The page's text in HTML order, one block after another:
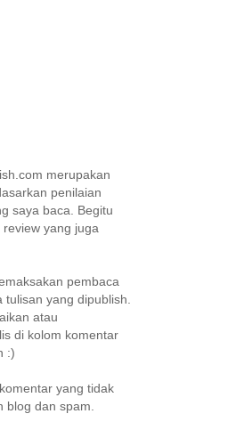
merupakan
penilaian
saya baca. Begitu
yang juga
pembaca
yang dipublish.
atau
di kolom komentar
:)
yang tidak
blog dan spam.